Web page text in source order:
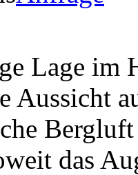
Lage im
Aussicht
das